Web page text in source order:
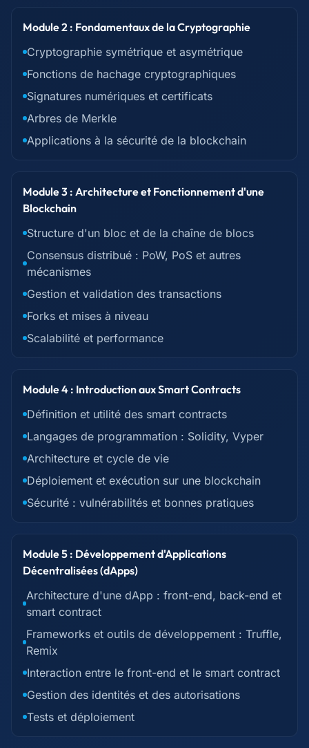
Module 2 : Fondamentaux de la Cryptographie
Cryptographie symétrique et asymétrique
Fonctions de hachage cryptographiques
Signatures numériques et certificats
Arbres de Merkle
Applications à la sécurité de la blockchain
Module 3 : Architecture et Fonctionnement d'une
Blockchain
Structure d'un bloc et de la chaîne de blocs
Consensus distribué : PoW, PoS et autres
mécanismes
Gestion et validation des transactions
Forks et mises à niveau
Scalabilité et performance
Module 4 : Introduction aux Smart Contracts
Définition et utilité des smart contracts
Langages de programmation : Solidity, Vyper
Architecture et cycle de vie
Déploiement et exécution sur une blockchain
Sécurité : vulnérabilités et bonnes pratiques
Module 5 : Développement d'Applications
Décentralisées (dApps)
Architecture d'une dApp : front-end, back-end et
smart contract
Frameworks et outils de développement : Truffle,
Remix
Interaction entre le front-end et le smart contract
Gestion des identités et des autorisations
Tests et déploiement